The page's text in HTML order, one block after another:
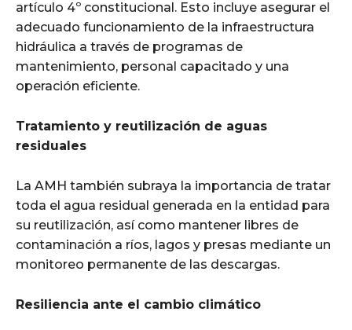
artículo 4º constitucional. Esto incluye asegurar el
adecuado funcionamiento de la infraestructura
hidráulica a través de programas de
mantenimiento, personal capacitado y una
operación eficiente.
Tratamiento y reutilización de aguas
residuales
La AMH también subraya la importancia de tratar
toda el agua residual generada en la entidad para
su reutilización, así como mantener libres de
contaminación a ríos, lagos y presas mediante un
monitoreo permanente de las descargas.
Resiliencia ante el cambio climático